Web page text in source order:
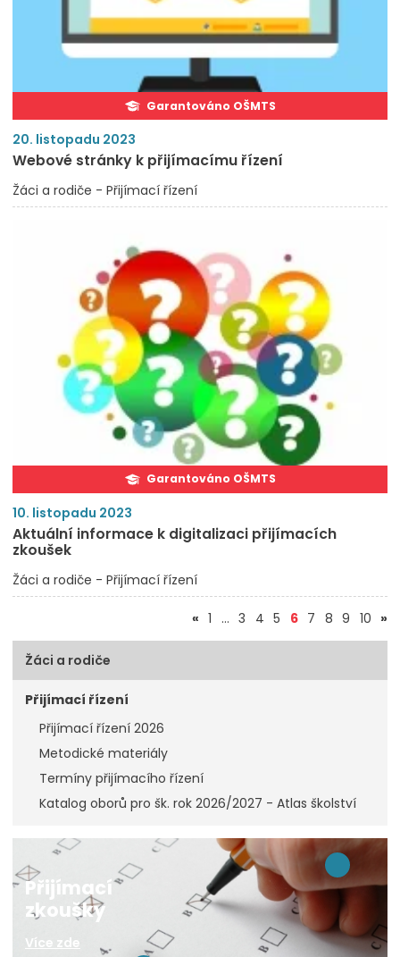
Garantováno OŠMTS
20. listopadu 2023
Webové stránky k přijímacímu řízení
Žáci a rodiče - Přijímací řízení
Garantováno OŠMTS
10. listopadu 2023
Aktuální informace k digitalizaci přijímacích
zkoušek
Žáci a rodiče - Přijímací řízení
« 1 … 3 4 5 6(aktuální)
7 8 9 10 »
Žáci a rodiče
Přijímací řízení
Přijímací řízení 2026
Metodické materiály
Termíny přijímacího řízení
Katalog oborů pro šk. rok 2026/2027 - Atlas školství
Přijímací
zkoušky
Více zde